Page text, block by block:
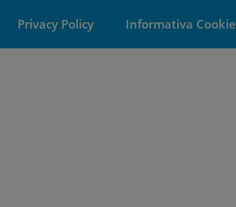
Privacy Policy Informativa Cookie